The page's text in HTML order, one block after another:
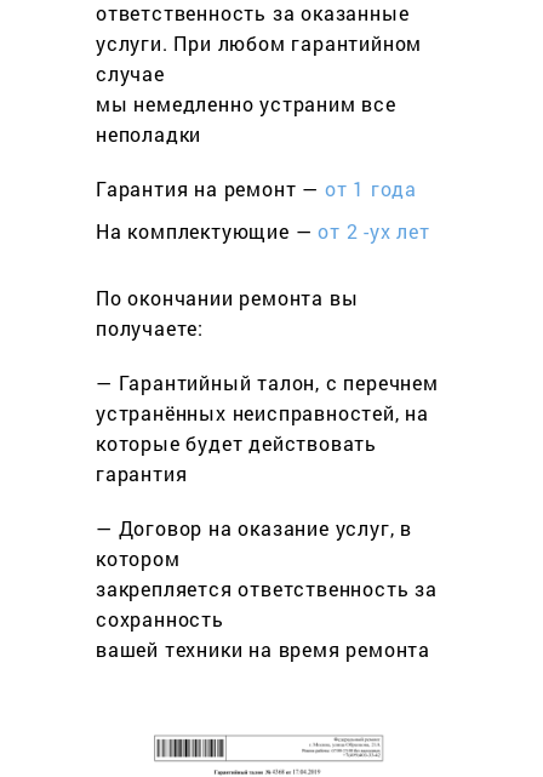
ответственность за оказанные
услуги. При любом гарантийном
cлучае
мы немедленно устраним все
неполадки
Гарантия на ремонт — от 1 года
На комплектующие —от 2 -ух лет
По окончании ремонта вы
получаете:
— Гарантийный талон, с перечнем
устранённых неисправностей, на
которые будет действовать
гарантия
— Договор на оказание услуг, в
котором
закрепляется ответственность за
сохранность
вашей техники на время ремонта